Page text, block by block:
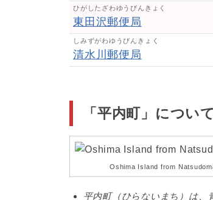
ひがしたざわゆうびんきょく
東田沢郵便局
しみずがわゆうびんきょく
清水川郵便局
「平内町」について
Oshima Island from
平内町（ひらないまち）は、